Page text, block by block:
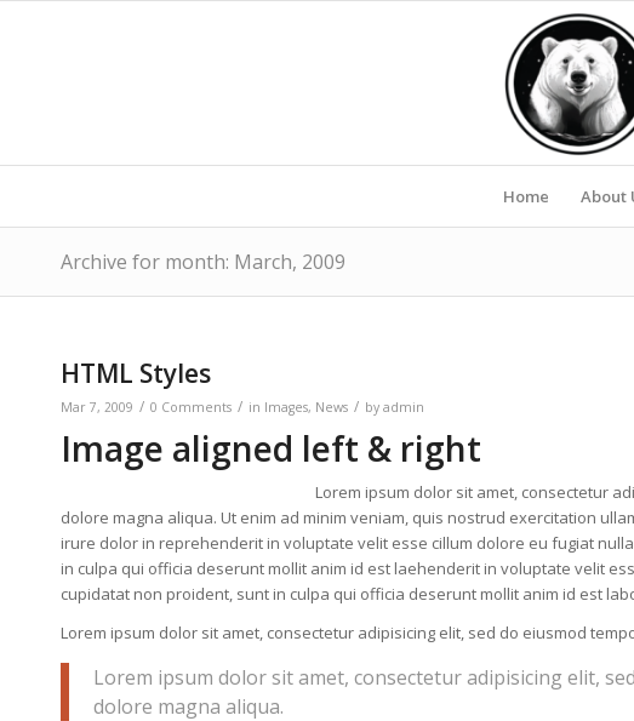
Home About
Archive for month: March, 2009
HTML Styles
Mar 7, 2009 / 0 Comments / in Images, News / by admin
Image aligned left & right
Lorem ipsum dolor sit amet, consectetur
dolore magna aliqua. Ut enim ad minim veniam, quis nostrud exercitation
irure dolor in reprehenderit in voluptate velit esse cillum dolore eu fugiat
in culpa qui officia deserunt mollit anim id est laehenderit in voluptate velit
cupidatat non proident, sunt in culpa qui officia deserunt mollit anim id est
Lorem ipsum dolor sit amet, consectetur adipisicing elit, sed do eiusmod
Lorem ipsum dolor sit amet, consectetur adipisicing elit,
dolore magna aliqua.